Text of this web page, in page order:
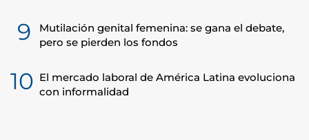
9
Mutilación genital femenina: se gana el debate,
pero se pierden los fondos
10 El mercado laboral de América Latina evoluciona
con informalidad